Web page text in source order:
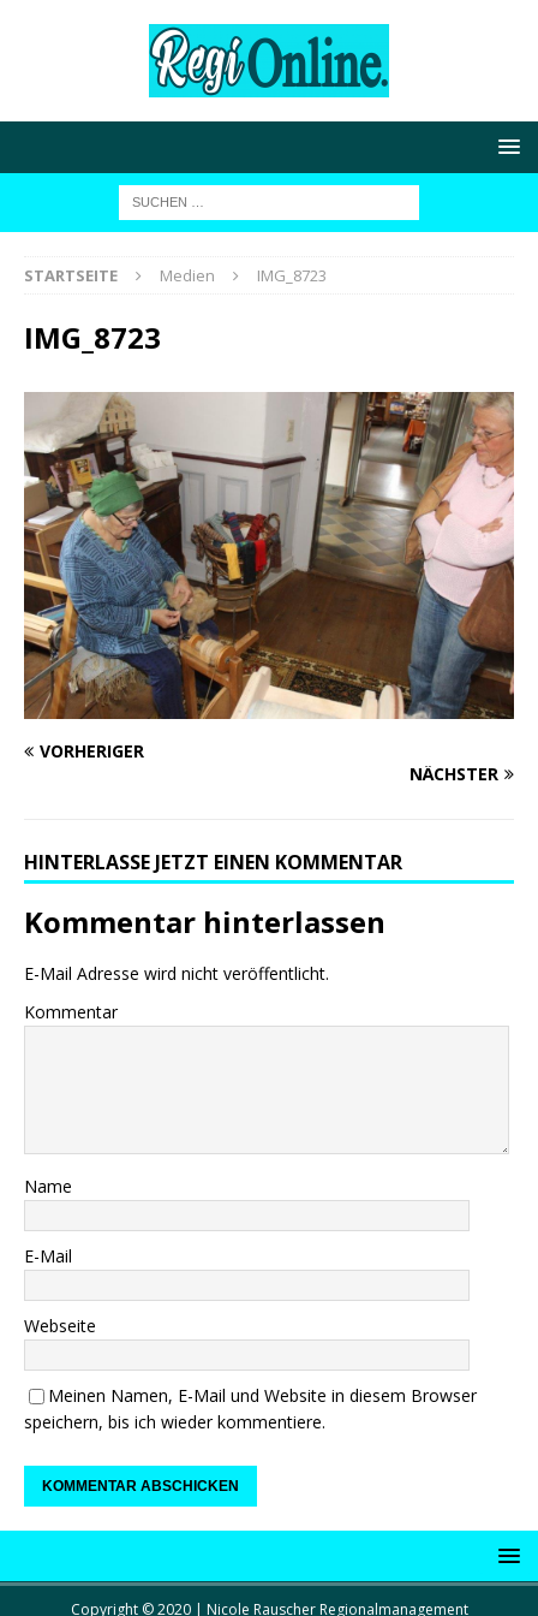
STARTSEITE Medien IMG_8723
IMG_8723
VORHERIGER
NÄCHSTER
HINTERLASSE JETZT EINEN KOMMENTAR
Kommentar hinterlassen
E-Mail Adresse wird nicht veröffentlicht.
Kommentar
Name
E-Mail
Webseite
Meinen Namen, E-Mail und Website in diesem Browser
speichern, bis ich wieder kommentiere.
Copyright © 2020 | Nicole Rauscher Regionalmanagement